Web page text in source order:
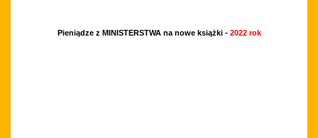
Pieniądze z MINISTERSTWA na nowe książki - 2022 rok